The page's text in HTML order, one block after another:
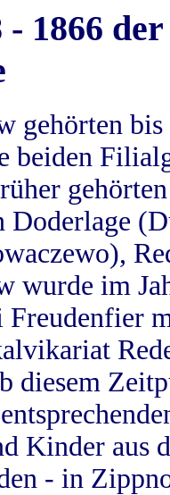
- 1866
gehörten
beiden
Doderlage
wurde im
Freudenfier
diesem
Kinder aus
- in